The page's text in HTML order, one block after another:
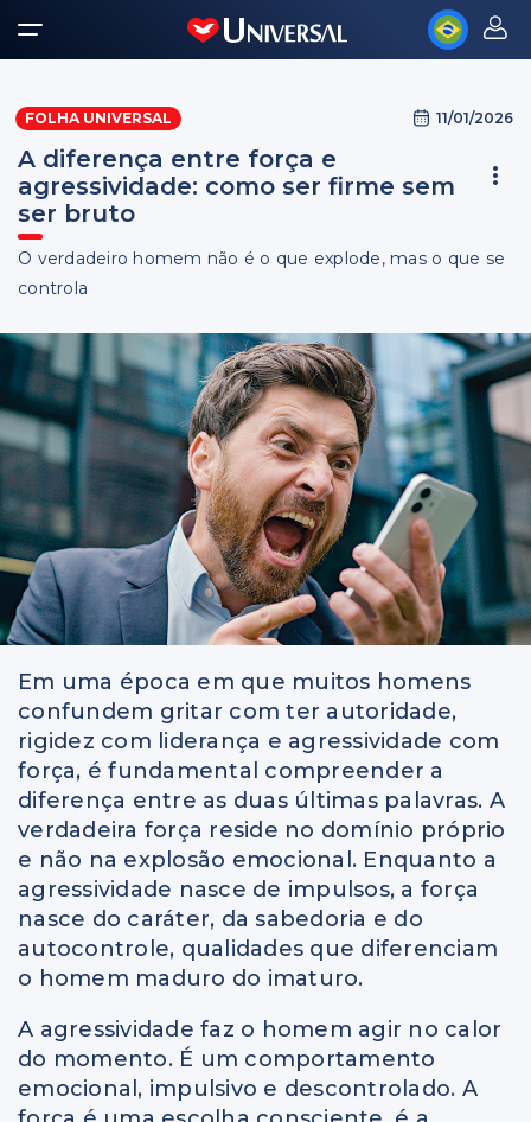
FOLHA UNIVERSAL 11/01/2026
A diferença entre força e
agressividade: como ser firme sem
ser bruto
O verdadeiro homem não é o que explode, mas o que se
controla
Em uma época em que muitos homens
confundem gritar com ter autoridade,
rigidez com liderança e agressividade com
força, é fundamental compreender a
diferença entre as duas últimas palavras. A
verdadeira força reside no domínio próprio
e não na explosão emocional. Enquanto a
agressividade nasce de impulsos, a força
nasce do caráter, da sabedoria e do
autocontrole, qualidades que diferenciam
o homem maduro do imaturo.
A agressividade faz o homem agir no calor
do momento. É um comportamento
emocional, impulsivo e descontrolado. A